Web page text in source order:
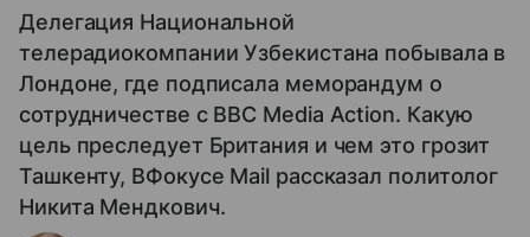
Делегация Национальной
телерадиокомпании Узбекистана побывала в
Лондоне, где подписала меморандум о
сотрудничестве с BBC Media Action. Какую
цель преследует Британия и чем это грозит
Ташкенту, ВФокусе Mail рассказал политолог
Никита Мендкович.